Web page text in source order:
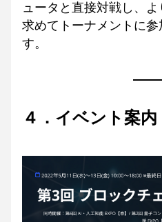
ュータと直接対戦し、
求めてトーナメントに参
す。
４．イベント案内